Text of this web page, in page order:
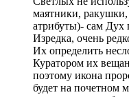
маятники,
атрибуты)- сам Дух
Изредка, очень
Их определить
Куратором их
поэтому икона
будет на почетном